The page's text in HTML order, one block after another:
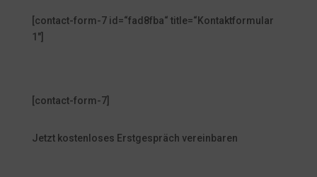
[contact-form-7 id=“fad8fba“ title=“Kontaktformular
1″]
[contact-form-7]
Jetzt kostenloses Erstgespräch vereinbaren